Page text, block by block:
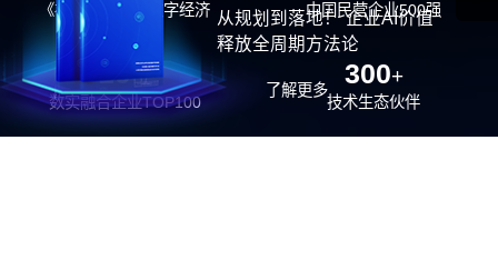
《福布斯》中国数字经济
100强
中国民营企业500强
26位
数实融合企业TOP100
300+
技术生态伙伴
从规划到落地！ 企业AI价值
释放全周期方法论
了解更多